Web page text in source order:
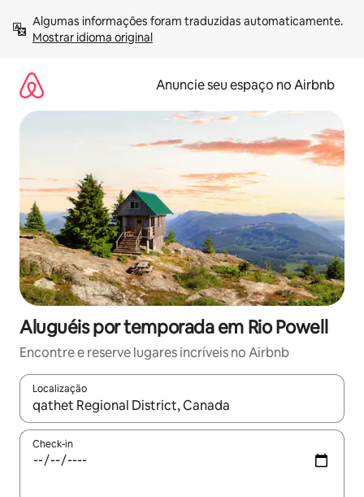
para
Mostrar idioma original
Anuncie seu espaço no Airbnb
Aluguéis por temporada em Rio Powell
Encontre e reserve lugares incríveis no Airbnb
Localização
Quando os resultados estiverem disponíveis, explore-os
Check-in